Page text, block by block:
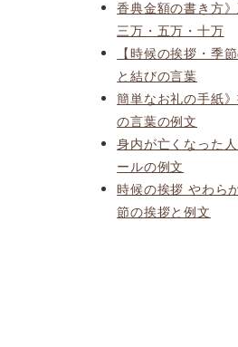
香典金額の書き方
三万・五万・十万
【時候の挨拶・季
と結びの言葉
簡単なお礼の手紙
の言葉の例文
身内が亡くなった
ールの例文
時候の挨拶 やわら
節の挨拶と例文